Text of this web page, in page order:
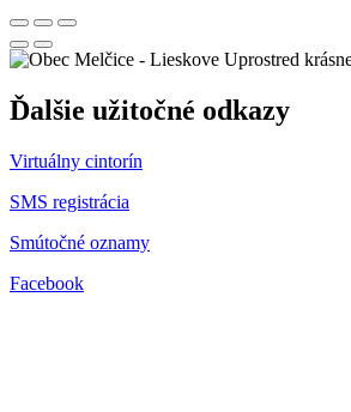
Uprostred
Ďalšie užitočné odkazy
Virtuálny cintorín
SMS registrácia
Smútočné oznamy
Facebook